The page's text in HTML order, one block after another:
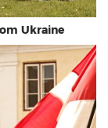
Ukraine